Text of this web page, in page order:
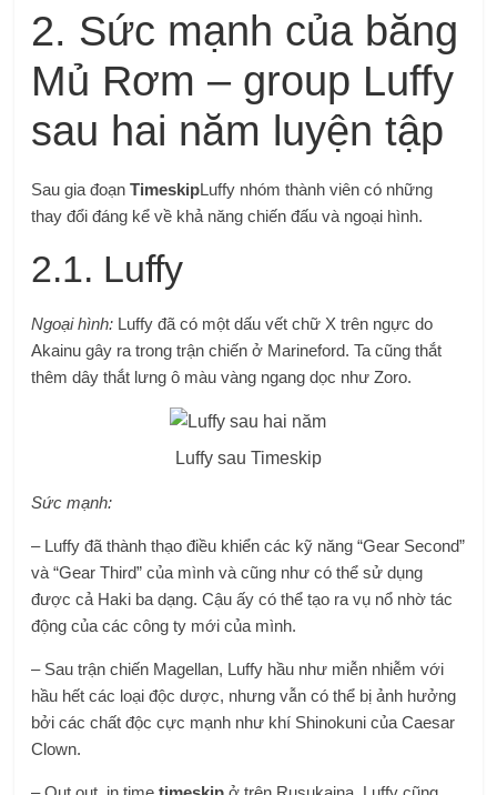
2. Sức mạnh của băng
Mủ Rơm – group Luffy
sau hai năm luyện tập
Sau gia đoạnTimeskipLuffy nhóm thành viên có những
thay đổi đáng kể về khả năng chiến đấu và ngoại hình.
2.1. Luffy
Ngoại hình: Luffy đã có một dấu vết chữ X trên ngực do
Akainu gây ra trong trận chiến ở Marineford. Ta cũng thắt
thêm dây thắt lưng ô màu vàng ngang dọc như Zoro.
Luffy sau Timeskip
Sức mạnh:
– Luffy đã thành thạo điều khiển các kỹ năng “Gear Second”
và “Gear Third” của mình và cũng như có thể sử dụng
được cả Haki ba dạng. Cậu ấy có thể tạo ra vụ nổ nhờ tác
động của các công ty mới của mình.
– Sau trận chiến Magellan, Luffy hầu như miễn nhiễm với
hầu hết các loại độc dược, nhưng vẫn có thể bị ảnh hưởng
bởi các chất độc cực mạnh như khí Shinokuni của Caesar
Clown.